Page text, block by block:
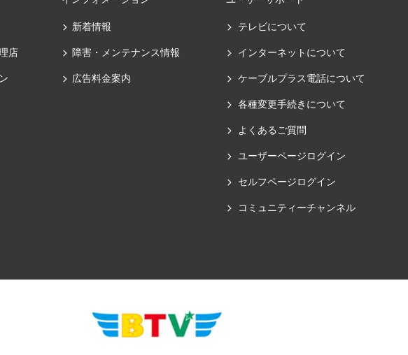
店
新着情報
障害・メンテナンス情報
広告料金案内
テレビについて
インターネットについて
ケーブルプラス電話について
各種変更手続きについて
よくあるご質問
ユーザーページログイン
セルフページログイン
コミュニティーチャンネル